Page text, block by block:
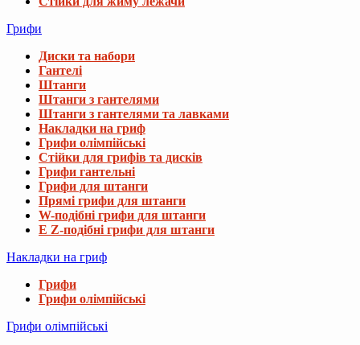
Грифи
Диски та набори
Гантелі
Штанги
Штанги з гантелями
Штанги з гантелями та лавками
Накладки на гриф
Грифи олімпійські
Стійки для грифів та дисків
Грифи гантельні
Грифи для штанги
Прямі грифи для штанги
W-подібні грифи для штанги
E Z-подібні грифи для штанги
Накладки на гриф
Грифи
Грифи олімпійські
Грифи олімпійські